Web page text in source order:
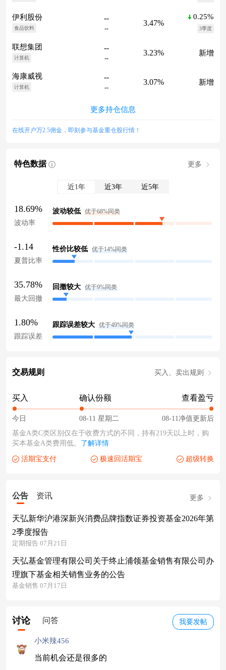
伊利股份
食品饮料
--
--
3.47%
0.25%
3季度
联想集团
计算机
--
--
3.23% 新增
海康威视
计算机
--
--
3.07% 新增
更多持仓信息
在线开户万2.5佣金，即刻参与基金重仓股行情！
特色数据 更多
近1年 近3年 近5年
18.69%
波动率
波动较低 优于68%同类
-1.14
夏普比率
性价比较低 优于14%同类
35.78%
最大回撤
回撤较大 优于9%同类
1.80%
跟踪误差
跟踪误差较大 优于49%同类
交易规则 买入、卖出规则
买入
今日
确认份额
08-11 星期二
查看盈亏
08-11净值更新后
基金A类C类区别仅在于收费方式的不同，持有219天以上时，购
买本基金A类费用低。 了解详情
活期宝支付 极速回活期宝 超级转换
公告 资讯 更多
天弘新华沪港深新兴消费品牌指数证券投资基金2026年第
2季度报告
定期报告 07月21日
天弘基金管理有限公司关于终止浦领基金销售有限公司办
理旗下基金相关销售业务的公告
基金销售 07月17日
我要发帖
讨论 问答
小米辣456
当前机会还是很多的